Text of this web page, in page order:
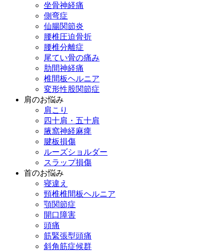
坐骨神経痛
側弯症
仙腸関節炎
腰椎圧迫骨折
腰椎分離症
尾てい骨の痛み
肋間神経痛
椎間板ヘルニア
変形性股関節症
肩のお悩み
肩こり
四十肩・五十肩
腋窩神経麻痺
腱板損傷
ルーズショルダー
スラップ損傷
首のお悩み
寝違え
頸椎椎間板ヘルニア
顎関節症
開口障害
頭痛
筋緊張型頭痛
斜角筋症候群